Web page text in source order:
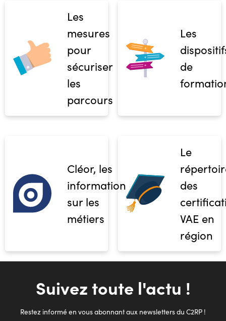
Les
mesures
pour
sécuriser
les
parcours
Les
de
Cléor, les
informations
sur les
métiers
Le
des
VAE en
région
Suivez toute l'actu !
Restez informé en vous abonnant aux newsletters du C2RP !